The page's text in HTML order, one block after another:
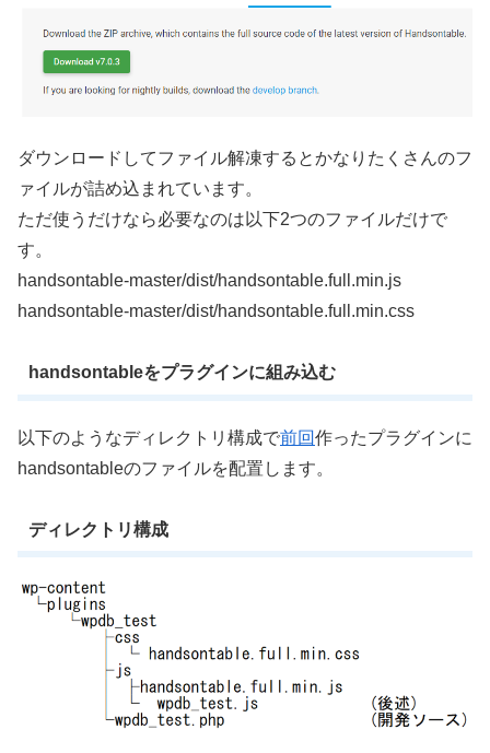
ダウンロードしてファイル解凍するとかなりたくさんのフ
ァイルが詰め込まれています。
ただ使うだけなら必要なのは以下2つのファイルだけで
す。
handsontable-master/dist/handsontable.full.min.js
handsontable-master/dist/handsontable.full.min.css
handsontableをプラグインに組み込む
以下のようなディレクトリ構成で前回作ったプラグインに
handsontableのファイルを配置します。
ディレクトリ構成